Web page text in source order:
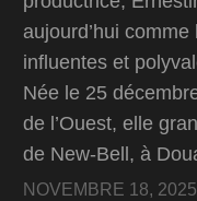
aujourd’hui
influentes et
Née le 25
de l’Ouest, elle
de New-Bell, à
NOVEMBRE 18, 2025